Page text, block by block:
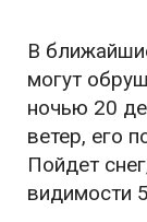
В
могут
ночью 20
ветер, его
Пойдет
видимости